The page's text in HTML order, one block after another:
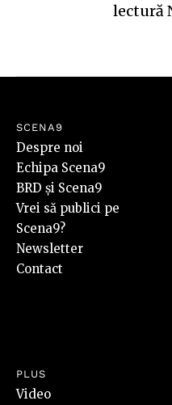
lectură
SCENA9
Despre noi
Echipa Scena9
BRD și Scena9
Vrei să publici pe
Scena9?
Newsletter
Contact
PLUS
Video